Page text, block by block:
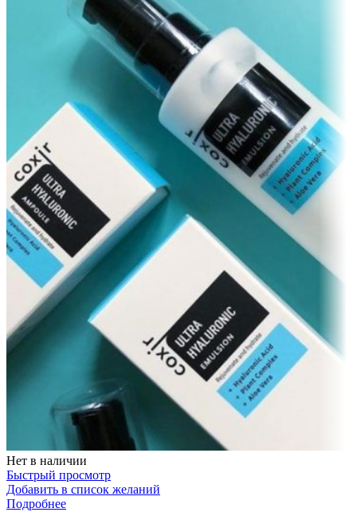
Нет в наличии
Быстрый просмотр
Добавить в список желаний
Подробнее